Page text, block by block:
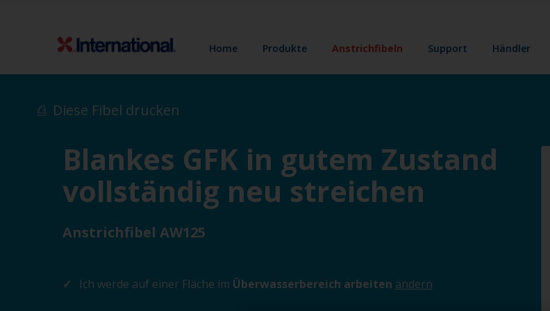
Home Produkte Anstrichfibeln Support Händler
Diese Fibel drucken
Blankes GFK in gutem Zustand
vollständig neu streichen
Anstrichfibel AW125
Ich werde auf einer Fläche im Überwasserbereich arbeiten ändern